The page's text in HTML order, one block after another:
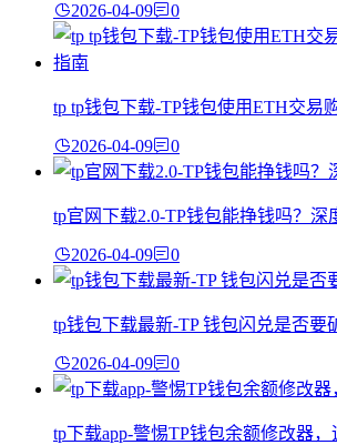
2026-04-09 0
tp tp钱包下载-TP钱包使用ETH交易
2026-04-09 0
tp官网下载2.0-TP钱包能挣钱吗？深
2026-04-09 0
tp钱包下载最新-TP 钱包闪兑是否要
2026-04-09 0
tp下载app-警惕TP钱包余额修改器